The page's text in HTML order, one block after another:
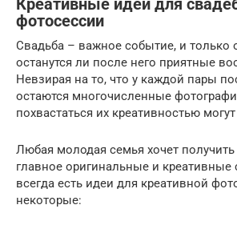
Креативные идеи для
фотосессии
Свадьба – важное событие, и только
останутся ли после него приятные
Невзирая на то, что у каждой пары
остаются многочисленные
похвастаться их креативностью
Любая молодая семья хочет
главное оригинальные и креативные
всегда есть идеи для креативной
некоторые: